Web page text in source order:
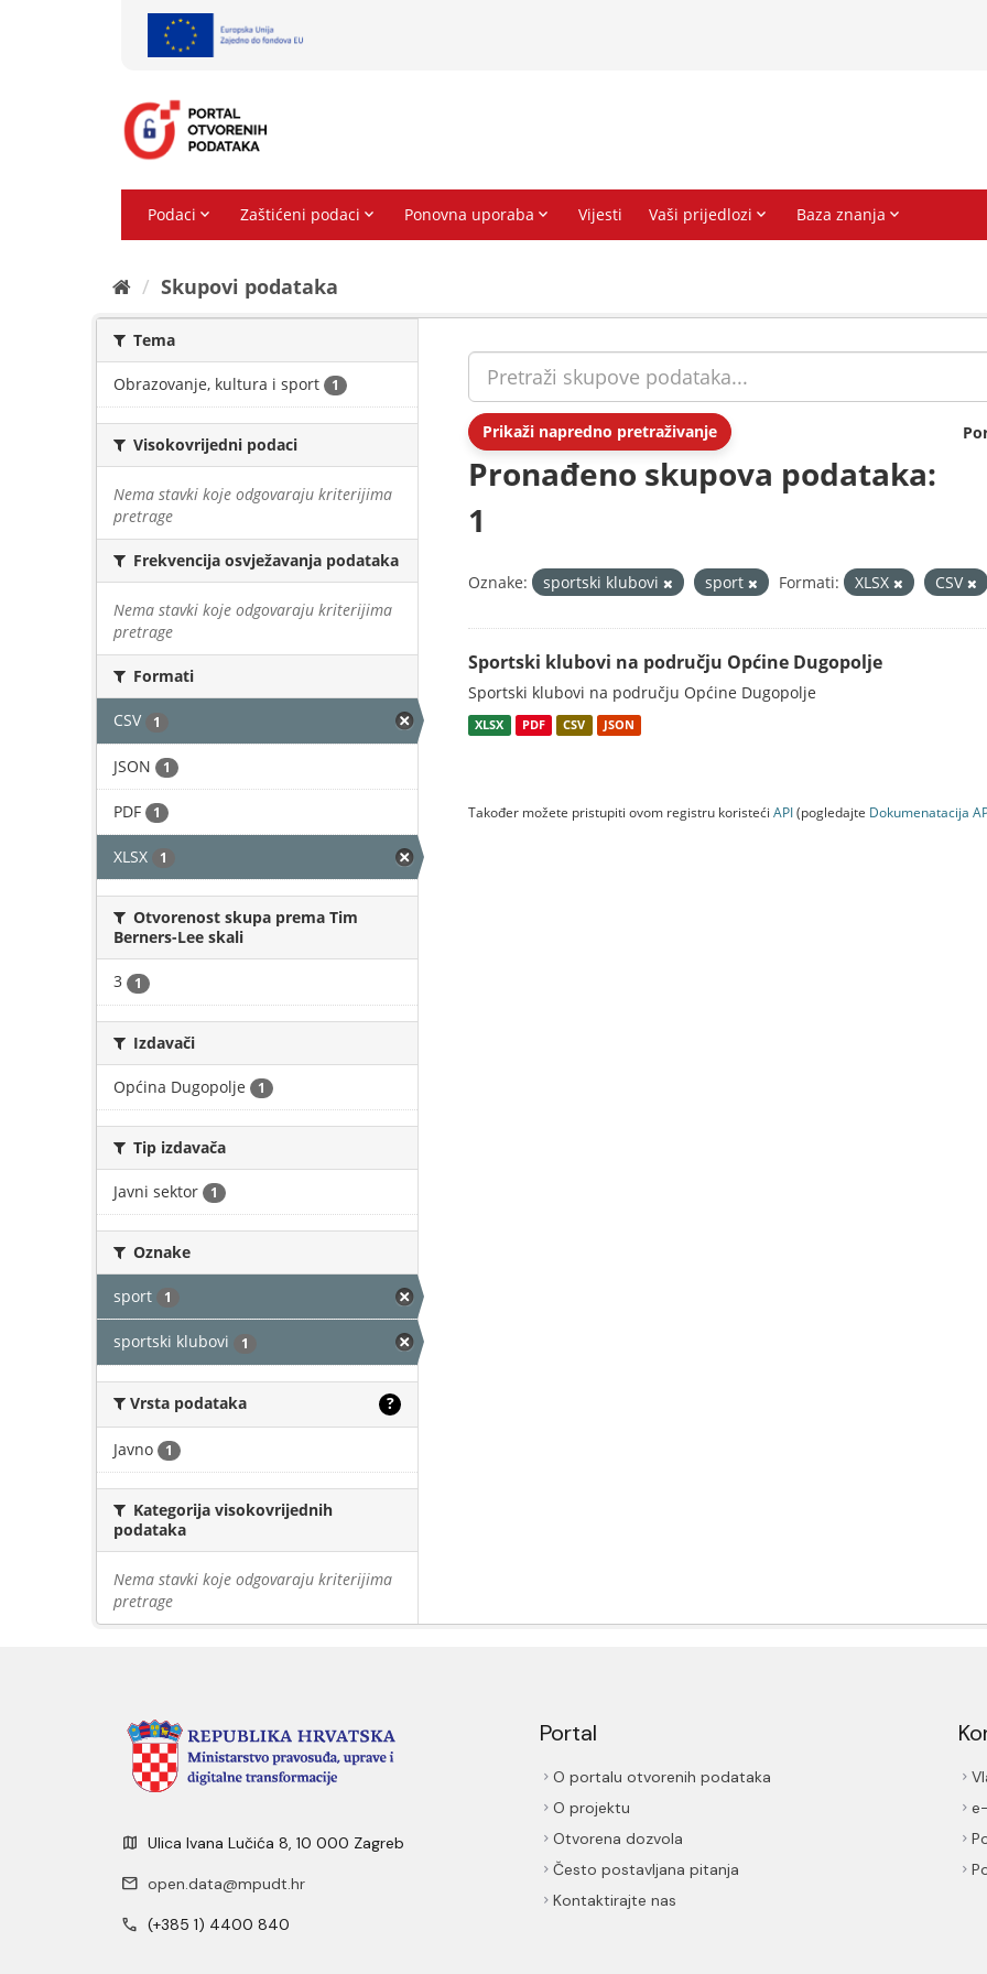
Skupovi podаtаkа
Tema
Obrazovanje, kultura i sport 1
Visokovrijedni podaci
Nema stavki koje odgovaraju kriterijima
pretrage
Frekvencija osvježavanja podataka
Nema stavki koje odgovaraju kriterijima
pretrage
Formati
CSV 1
JSON 1
PDF 1
XLSX 1
Otvorenost skupa prema Tim
Berners-Lee skali
3 1
Izdavači
Općina Dugopolje 1
Tip izdavača
Javni sektor 1
Oznake
sport 1
sportski klubovi 1
Vrsta podataka ?
Javno 1
Kategorija visokovrijednih
podataka
Nema stavki koje odgovaraju kriterijima
pretrage
Prikaži napredno pretraživanje
Pronađeno skupova podataka:
1
Oznake: sportski klubovi sport Formati: XLSX CSV
Sportski klubovi na području Općine Dugopolje
Sportski klubovi na području Općine Dugopolje
XLSX PDF CSV JSON
Također možete pristupiti ovom registru koristeći API(pogledajte Dokumenаtаcijа